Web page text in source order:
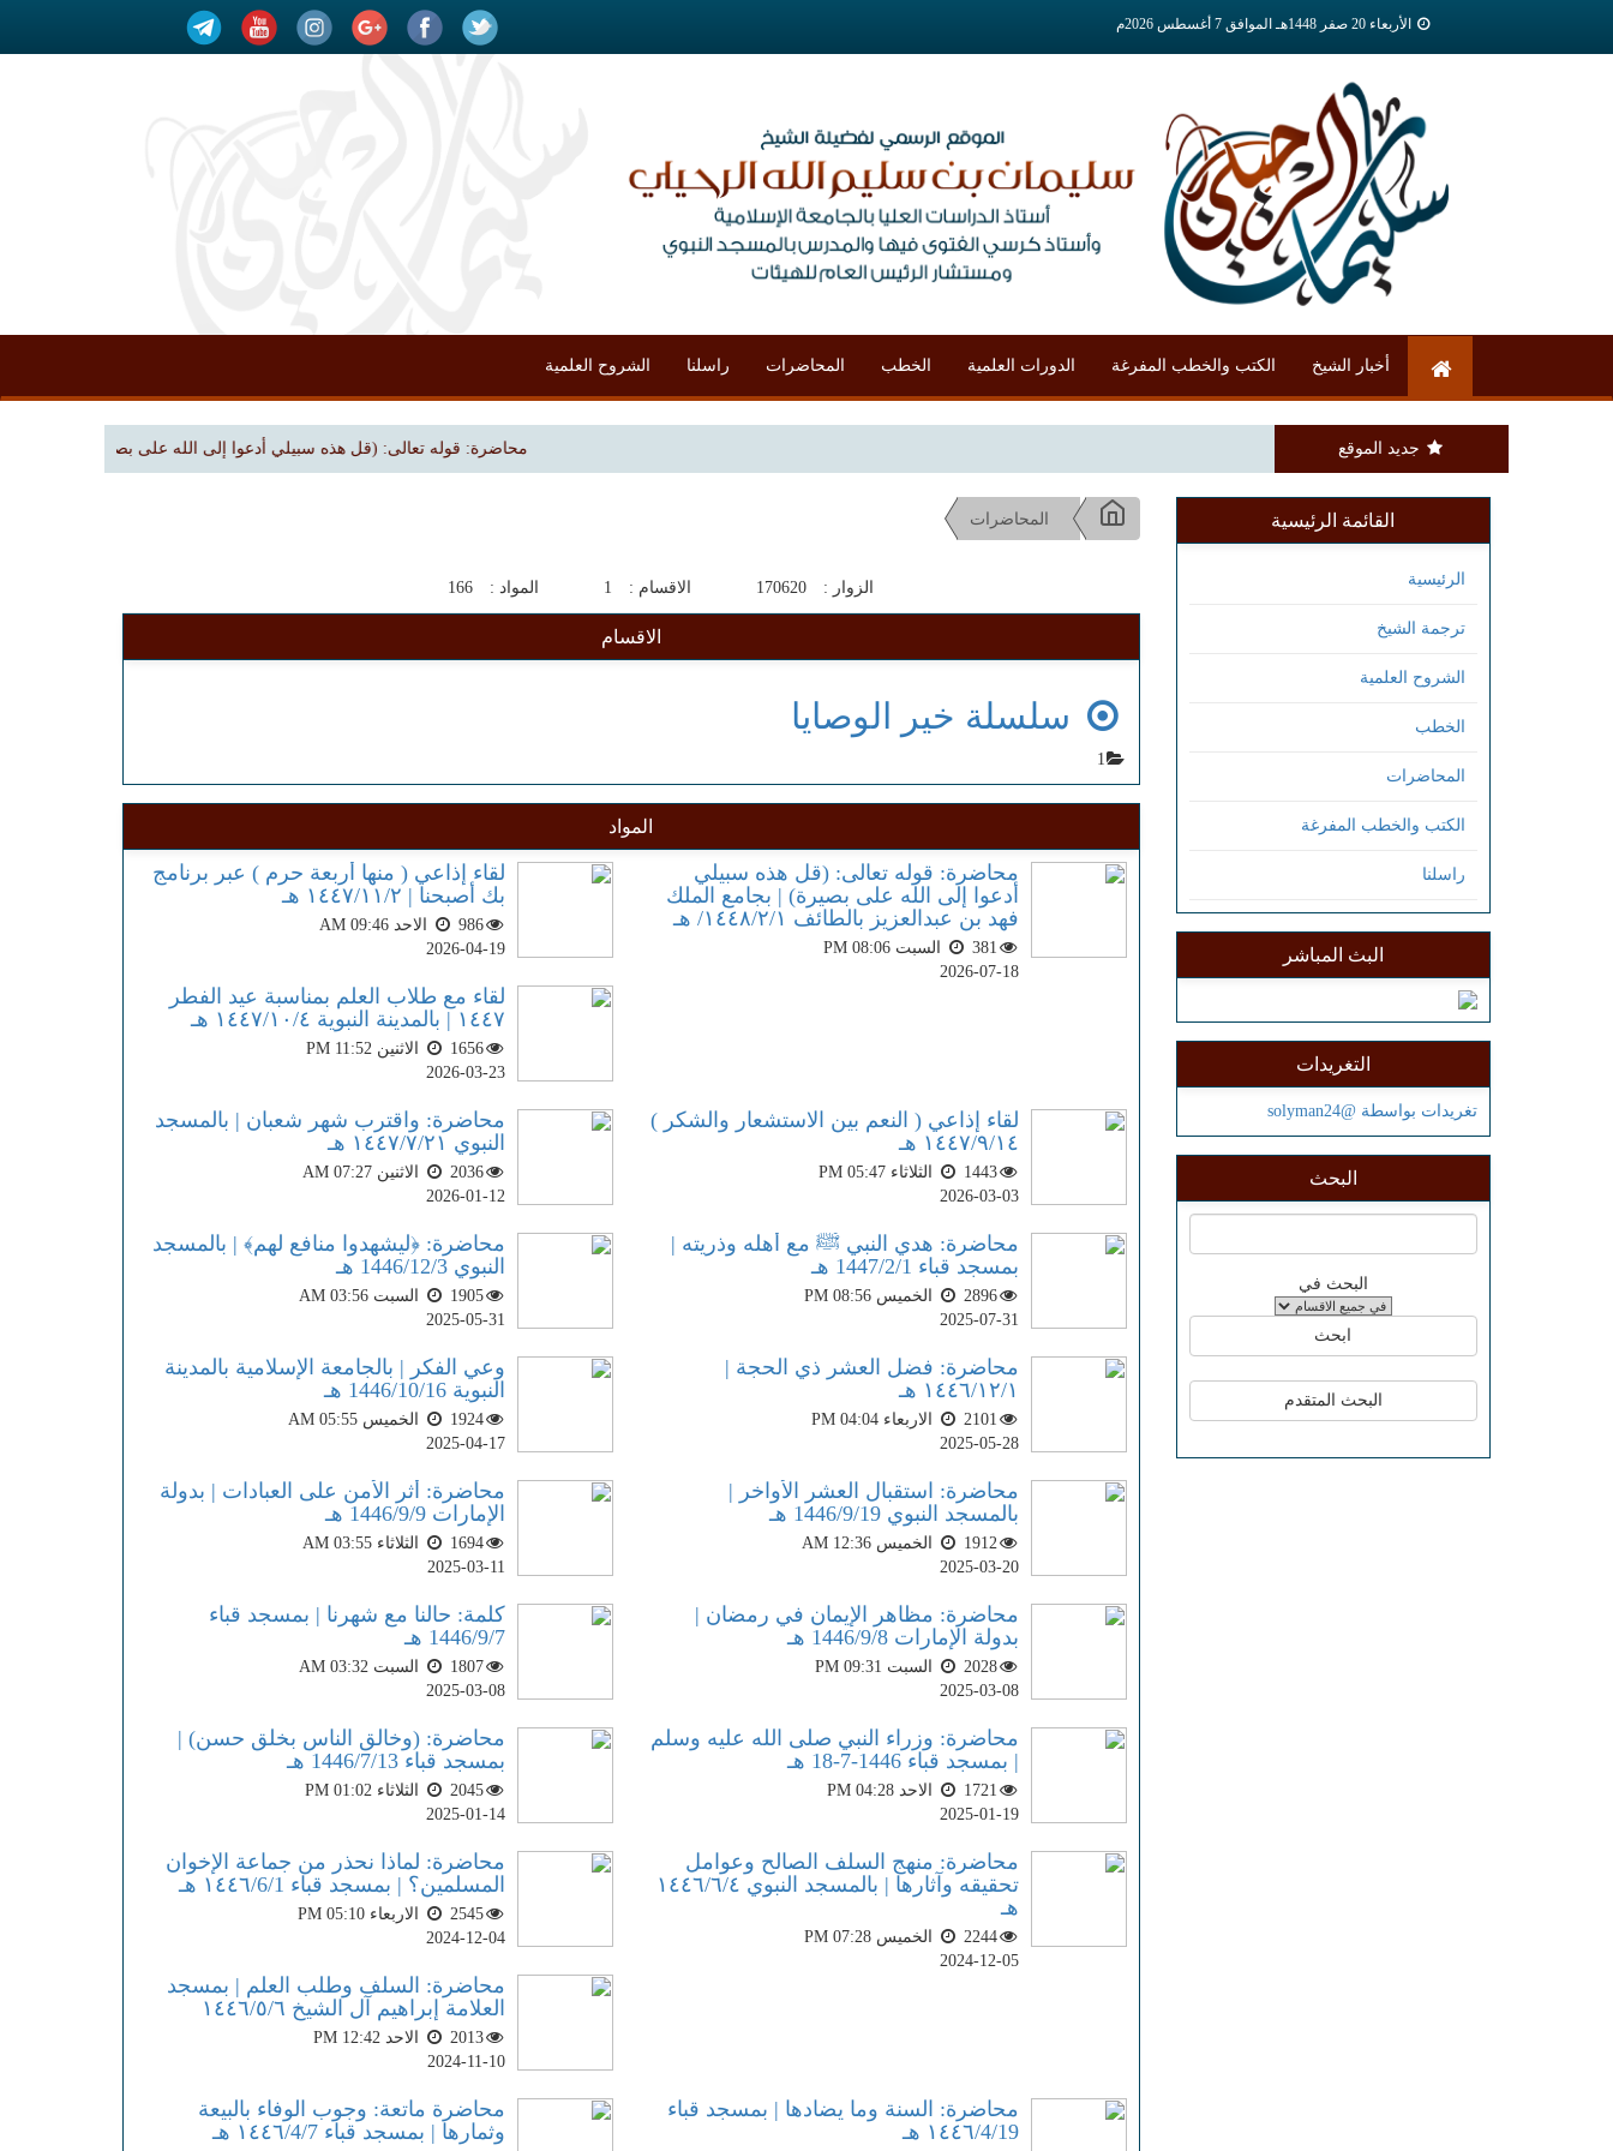
الأربعاء 20 صفر 1448هـ الموافق 7 أغسطس 2026م
أخبار الشيخ الكتب والخطب المفرغة الدورات العلمية الخطب المحاضرات راسلنا الشروح العلمية
جديد الموقع محاضرة: قوله تعالى: (قل هذه سبيلي أدعوا إلى الله على بصيرة) | بجامع الملك فهد بن
القائمة الرئيسية
الرئيسية
ترجمة الشيخ
الشروح العلمية
الخطب
المحاضرات
الكتب والخطب المفرغة
راسلنا
البث المباشر
التغريدات
تغريدات بواسطة @solyman24
البحث
البحث في
المحاضرات
الزوار : 170620 الاقسام : 1 المواد : 166
الاقسام
سلسلة خير الوصايا
1
المواد
محاضرة: قوله تعالى: (قل هذه سبيلي
أدعوا إلى الله على بصيرة) | بجامع الملك
فهد بن عبدالعزيز بالطائف ١٤٤٨/٢/١/ هـ
381
السبت PM 08:06
2026-07-18
لقاء إذاعي ( منها أربعة حرم ) عبر برنامج
بك أصبحنا | ١٤٤٧/١١/٢ هـ
986
الاحد AM 09:46
2026-04-19
لقاء مع طلاب العلم بمناسبة عيد الفطر
١٤٤٧ | بالمدينة النبوية ١٤٤٧/١٠/٤ هـ
1656
الاثنين PM 11:52
2026-03-23
لقاء إذاعي ( النعم بين الاستشعار والشكر )
١٤٤٧/٩/١٤ هـ
1443
الثلاثاء PM 05:47
2026-03-03
محاضرة: واقترب شهر شعبان | بالمسجد
النبوي ١٤٤٧/٧/٢١ هـ
2036
الاثنين AM 07:27
2026-01-12
محاضرة: هدي النبي ﷺ مع أهله وذريته |
بمسجد قباء 1447/2/1 هـ
2896
الخميس PM 08:56
2025-07-31
محاضرة: ﴿ليشهدوا منافع لهم﴾ | بالمسجد
النبوي 1446/12/3 هـ
1905
السبت AM 03:56
2025-05-31
محاضرة: فضل العشر ذي الحجة |
١٤٤٦/١٢/١ هـ
2101
الاربعاء PM 04:04
2025-05-28
وعي الفكر | بالجامعة الإسلامية بالمدينة
النبوية 1446/10/16 هـ
1924
الخميس AM 05:55
2025-04-17
محاضرة: استقبال العشر الأواخر |
بالمسجد النبوي 1446/9/19 هـ
1912
الخميس AM 12:36
2025-03-20
محاضرة: أثر الأمن على العبادات | بدولة
الإمارات 1446/9/9 هـ
1694
الثلاثاء AM 03:55
2025-03-11
محاضرة: مظاهر الإيمان في رمضان |
بدولة الإمارات 1446/9/8 هـ
2028
السبت PM 09:31
2025-03-08
كلمة: حالنا مع شهرنا | بمسجد قباء
1446/9/7 هـ
1807
السبت AM 03:32
2025-03-08
محاضرة: وزراء النبي صلى الله عليه وسلم
| بمسجد قباء 1446-7-18 هـ
1721
الاحد PM 04:28
2025-01-19
محاضرة: (وخالق الناس بخلق حسن) |
بمسجد قباء 1446/7/13 هـ
2045
الثلاثاء PM 01:02
2025-01-14
محاضرة: منهج السلف الصالح وعوامل
تحقيقه وآثارها | بالمسجد النبوي ١٤٤٦/٦/٤
هـ
2244
الخميس PM 07:28
2024-12-05
محاضرة: لماذا نحذر من جماعة الإخوان
المسلمين؟ | بمسجد قباء ١٤٤٦/6/1 هـ
2545
الاربعاء PM 05:10
2024-12-04
محاضرة: السلف وطلب العلم | بمسجد
العلامة إبراهيم آل الشيخ ١٤٤٦/٥/٦
2013
الاحد PM 12:42
2024-11-10
محاضرة: السنة وما يضادها | بمسجد قباء
١٤٤٦/4/19 هـ
محاضرة ماتعة: وجوب الوفاء بالبيعة
وثمارها | بمسجد قباء ١٤٤٦/4/7 هـ